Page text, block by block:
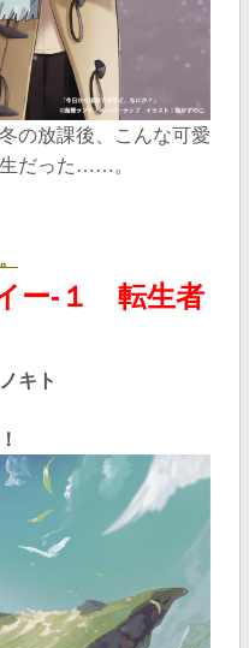
放課後、こんな可愛
だった……。
ー-１ 転生者
キト